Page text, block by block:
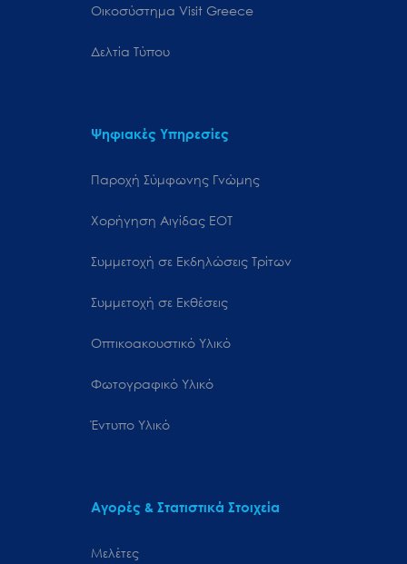
Oικοσύστημα Visit Greece
Δελτία Τύπου
Ψηφιακές Υπηρεσίες
Παροχή Σύμφωνης Γνώμης
Χορήγηση Αιγίδας ΕΟΤ
Συμμετοχή σε Εκδηλώσεις Τρίτων
Συμμετοχή σε Εκθέσεις
Οπτικοακουστικό Υλικό
Φωτογραφικό Υλικό
Έντυπο Υλικό
Αγορές & Στατιστικά Στοιχεία
Μελέτες